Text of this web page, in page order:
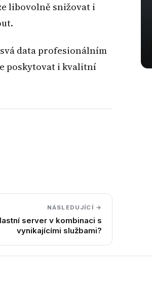
libovolně snižovat i
data profesionálním
poskytovat i kvalitní
NÁSLEDUJÍCÍ →
server v kombinaci s
vynikajícími službami?